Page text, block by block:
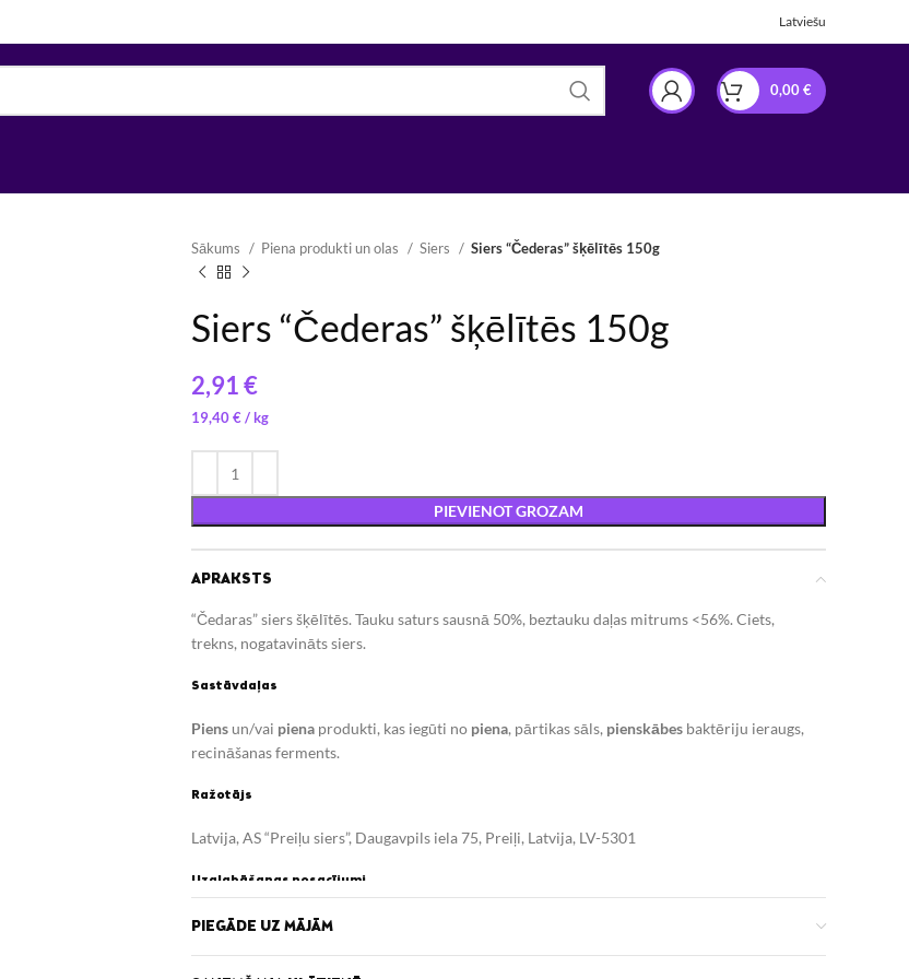
Latviešu
0,00€
Sākums Piena produkti un olas Siers Siers “Čederas” šķēlītēs 150g
Siers “Čederas” šķēlītēs 150g
€
19,40€/
PIEVIENOT GROZAM
APRAKSTS
“Čedaras” siers šķēlītēs. Tauku saturs sausnā 50%, beztauku daļas mitrums <56%. Ciets,
trekns, nogatavināts siers.
Sastāvdaļas
Piens un/vai piena produkti, kas iegūti no piena, pārtikas sāls, pienskābes baktēriju ieraugs,
recināšanas ferments.
Ražotājs
Latvija, AS “Preiļu siers”, Daugavpils iela 75, Preiļi, Latvija, LV-5301
Uzglabāšanas nosacījumi
Izlietot līdz: skatīt uz iepakojuma. Uzglabāšanas temperatūra: 2°C – 6°C.
PIEGĀDE UZ MĀJĀM